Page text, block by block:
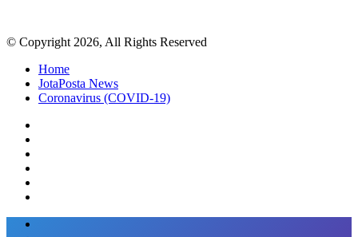
© Copyright 2026, All Rights Reserved
Home
JotaPosta News
Coronavirus (COVID-19)
Facebook
Twitter
Google+
WhatsApp
Telegram
Viber
Close